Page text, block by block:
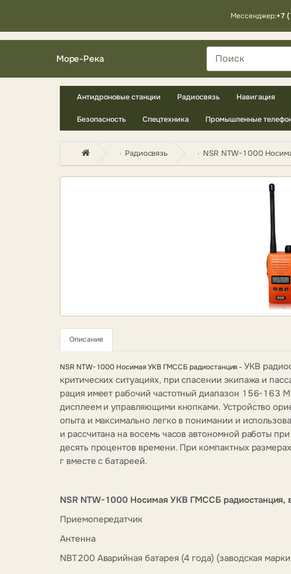
Мессенджер:+7
Море-Река
Антидроновые станции Радиосвязь Навигация
Безопасность Спецтехника Промышленные
Радиосвязь NSR NTW-1000
Описание
NSR NTW-1000 Носимая УКВ ГМССБ радиостанция -УКВ
критических ситуациях, при спасении экипажа и
рация имеет рабочий частотный диапазон 156-163
дисплеем и управляющими кнопками. Устройство
опыта и максимально легко в понимании и
и рассчитана на восемь часов автономной работы
десять процентов времени. При компактных
г вместе с батареей.
NSR NTW-1000 Носимая УКВ ГМССБ радиостанция,
Приемопередатчик
Антенна
NBT200 Аварийная батарея (4 года) (заводская